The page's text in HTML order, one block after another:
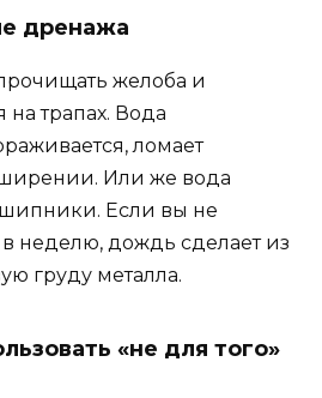
дренажа
желоба и
на трапах. Вода
ломает
Или же вода
Если вы не
неделю, дождь сделает из
груду металла.
«не для того»